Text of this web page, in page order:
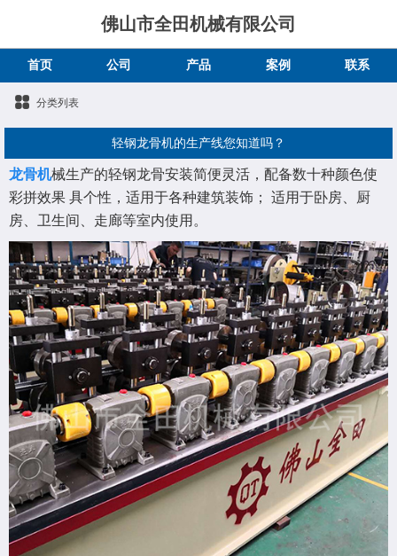
佛山市全田机械有限公司
首页 公司 产品 案例 联系
分类列表
轻钢龙骨机的生产线您知道吗？
龙骨机械生产的轻钢龙骨安装简便灵活，配备数十种颜色使
彩拼效果 具个性，适用于各种建筑装饰； 适用于卧房、厨
房、卫生间、走廊等室内使用。